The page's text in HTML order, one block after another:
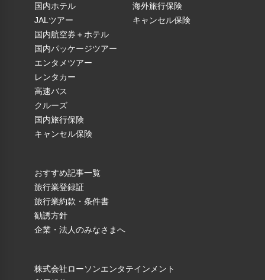
国内ホテル
JALツアー
国内航空券＋ホテル
国内パッケージツアー
エンタメツアー
レンタカー
高速バス
クルーズ
国内旅行保険
キャンセル保険
海外旅行保険
キャンセル保険
おすすめ記事一覧
旅行業登録証
旅行業約款・条件書
勧誘方針
企業・法人のみなさまへ
株式会社ローソンエンタテインメント